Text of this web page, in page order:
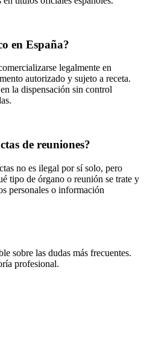
en España?
legalmente en
autorizado y sujeto a receta.
la dispensación sin control
de reuniones?
no es ilegal por sí solo, pero
tipo de órgano o reunión se trate y
personales o información
sobre las dudas más frecuentes.
profesional.